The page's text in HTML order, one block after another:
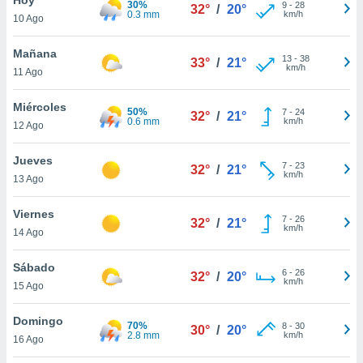
y
en
más
de
cookies
10 Ago
30%
0.3 mm
32° / 20° 9- 28
km/h
Mañana
11 Ago
33° / 21° 13- 38
km/h
Miércoles
12 Ago
50%
0.6 mm
32° / 21° 7- 24
km/h
Jueves
13 Ago
32° / 21° 7- 23
km/h
Viernes
14 Ago
32° / 21° 7- 26
km/h
Sábado
15 Ago
32° / 20° 6- 26
km/h
Domingo
16 Ago
70%
2.8 mm
30° / 20° 8- 30
km/h